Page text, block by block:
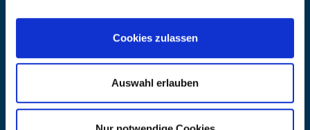
Cookies zulassen
Auswahl erlauben
Über Kanzlsperger
AGB nebst Kundeninformationen
Impressum
INFORMATIONEN